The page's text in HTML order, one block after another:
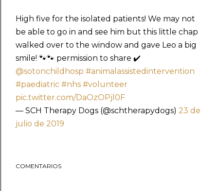
High five for the isolated patients! We may not
be able to go in and see him but this little chap
walked over to the window and gave Leo a big
smile! 🐾🐾 permission to share ✔️
@sotonchildhosp #animalassistedintervention
#paediatric #nhs #volunteer
pic.twitter.com/DaOzOPjl0F
— SCH Therapy Dogs (@schtherapydogs) 23 de
julio de 2019
COMENTARIOS